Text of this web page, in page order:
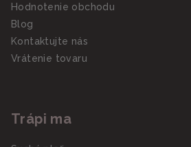
Hodnotenie obchodu
Blog
Kontaktujte nás
Vrátenie tovaru
Trápi ma